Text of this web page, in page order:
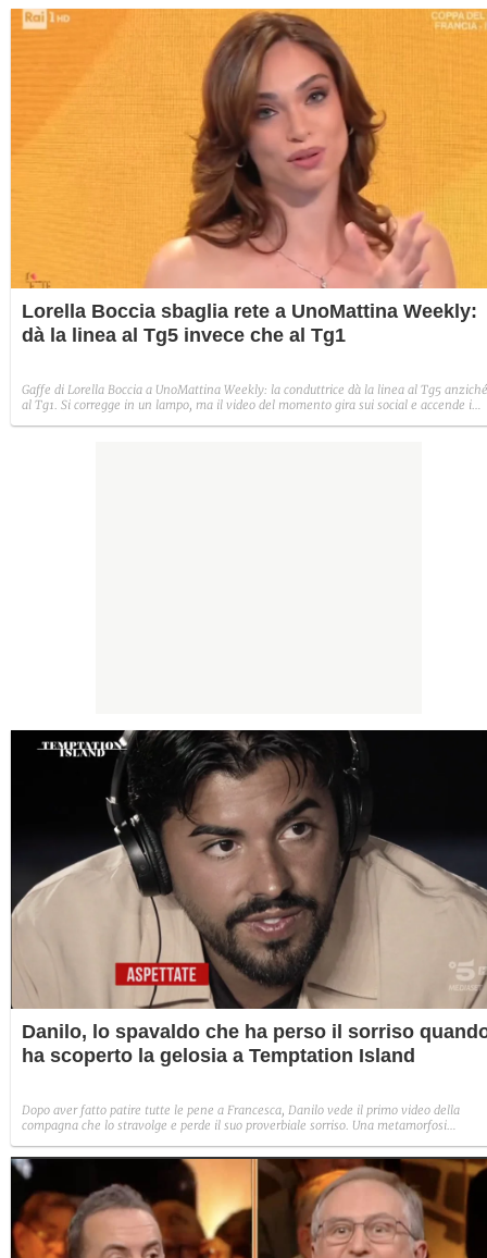
Lorella Boccia sbaglia rete a UnoMattina Weekly:
dà la linea al Tg5 invece che al Tg1
Gaffe di Lorella Boccia a UnoMattina Weekly: la conduttrice dà la linea al Tg5 anziché
al Tg1. Si corregge in un lampo, ma il video del momento gira sui social e accende i
Danilo, lo spavaldo che ha perso il sorriso
ha scoperto la gelosia a Temptation Island
Dopo aver fatto patire tutte le pene a Francesca, Danilo vede il primo video della
compagna che lo stravolge e perde il suo proverbiale sorriso. Una metamorfosi